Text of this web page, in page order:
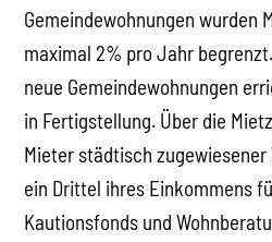
Gemeindewohnungen wurden
maximal 2% pro Jahr
neue Gemeindewohnungen
in Fertigstellung. Über die
Mieter städtisch
ein Drittel ihres Einkommens
Kautionsfonds und